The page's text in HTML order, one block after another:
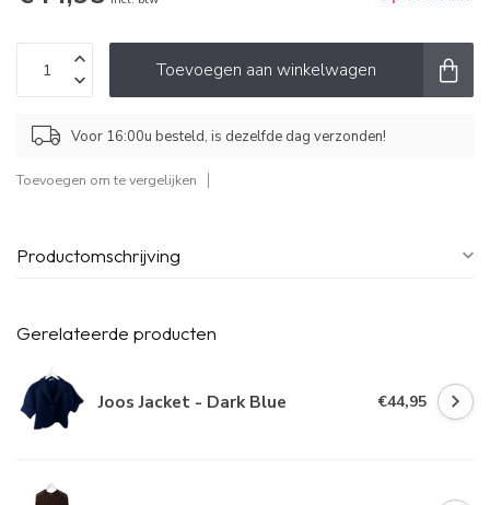
Toevoegen aan winkelwagen
Voor 16:00u besteld, is dezelfde dag verzonden!
Toevoegen om te vergelijken
Productomschrijving
Gerelateerde producten
Joos Jacket - Dark Blue €44,95